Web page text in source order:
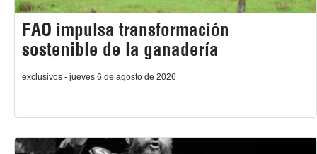
FAO impulsa transformación
sostenible de la ganadería
exclusivos - jueves 6 de agosto de 2026